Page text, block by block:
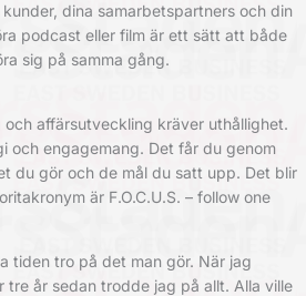
dina samarbetspartners och din
podcast eller film är ett sätt att både
sig på samma gång.
affärsutveckling kräver uthållighet.
och engagemang. Det får du genom
du gör och de mål du satt upp. Det blir
är F.O.C.U.S. – follow one
tiden tro på det man gör. När jag
år sedan trodde jag på allt. Alla ville